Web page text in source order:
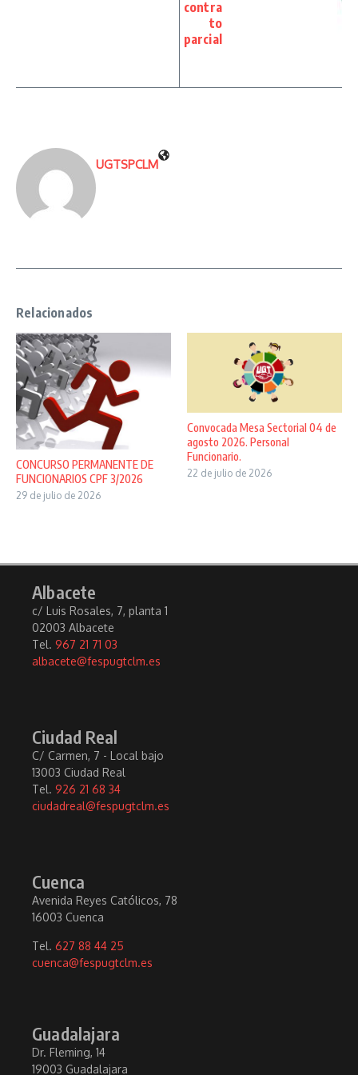
contra
to
parcial
UGTSPCLM
Relacionados
CONCURSO PERMANENTE DE
FUNCIONARIOS CPF 3/2026
29 de julio de 2026
Convocada Mesa Sectorial 04 de
agosto 2026. Personal
Funcionario.
22 de julio de 2026
Albacete
c/ Luis Rosales, 7, planta 1
02003 Albacete
Tel. 967 21 71 03
albacete@fespugtclm.es
Ciudad Real
C/ Carmen, 7 - Local bajo
13003 Ciudad Real
Tel. 926 21 68 34
ciudadreal@fespugtclm.es
Cuenca
Avenida Reyes Católicos, 78
16003 Cuenca
Tel. 627 88 44 25
cuenca@fespugtclm.es
Guadalajara
Dr. Fleming, 14
19003 Guadalajara